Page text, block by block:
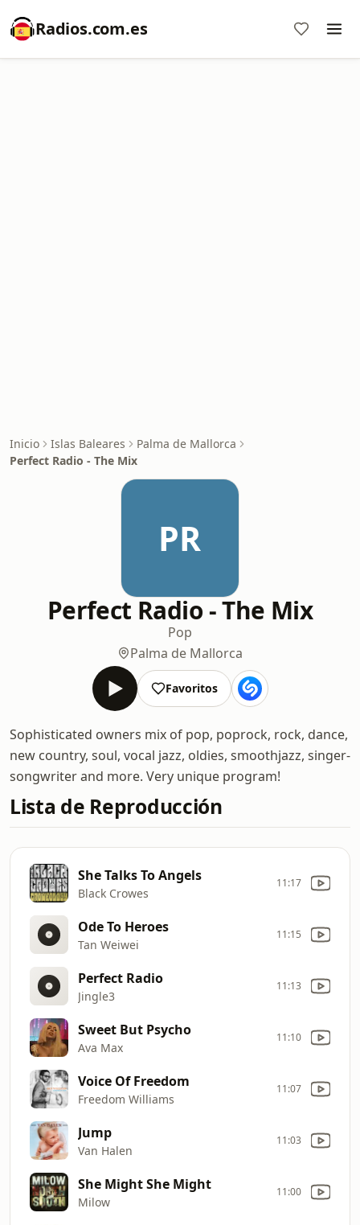
Radios.com.es
Inicio Islas Baleares
Palma de Mallorca
Perfect Radio - The Mix
PR
Perfect Radio - The Mix
Pop
Palma de Mallorca
Favoritos
Sophisticated owners mix of pop, poprock, rock, dance,
new country, soul, vocal jazz, oldies, smoothjazz, singer-
songwriter and more. Very unique program!
Lista de Reproducción
She Talks To Angels
Black Crowes
11:17
Ode To Heroes
Tan Weiwei
11:15
Perfect Radio
Jingle3
11:13
Sweet But Psycho
Ava Max
11:10
Voice Of Freedom
Freedom Williams
11:07
Jump
Van Halen
11:03
She Might She Might
Milow
11:00